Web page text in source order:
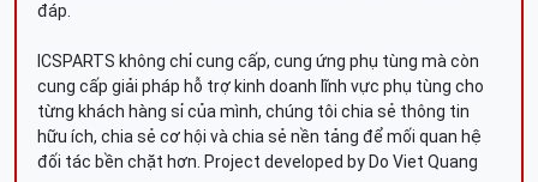
đáp.
ICSPARTS không chỉ cung cấp, cung ứng phụ tùng mà còn
cung cấp giải pháp hỗ trợ kinh doanh lĩnh vực phụ tùng cho
từng khách hàng sỉ của mình, chúng tôi chia sẻ thông tin
hữu ích, chia sẻ cơ hội và chia sẻ nền tảng để mối quan hệ
đối tác bền chặt hơn. Project developed by Do Viet Quang